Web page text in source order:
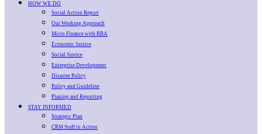
HOW WE DO
Social Action Report
Our Working Approach
Micro Finance with RBA
Economic Justice
Social Justice
Enterprise Development
Disaster Policy
Policy and Guideline
Planing and Reporting
STAY INFORMED
Strategic Plan
CRM Staff in Action